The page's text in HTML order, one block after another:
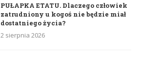
PUŁAPKA ETATU. Dlaczego człowiek
zatrudniony u kogoś nie będzie miał
dostatniego życia?
2 sierpnia 2026